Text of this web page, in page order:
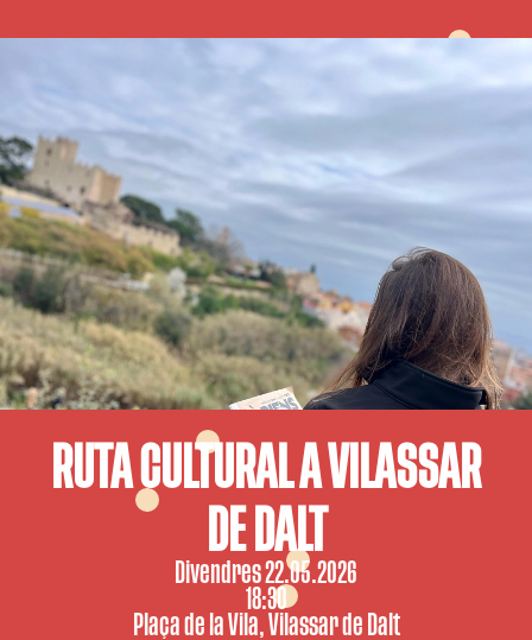
RUTA CULTURAL A VILASSAR
DE DALT
Divendres 22.05.2026
18:30
Plaça de la Vila, Vilassar de Dalt